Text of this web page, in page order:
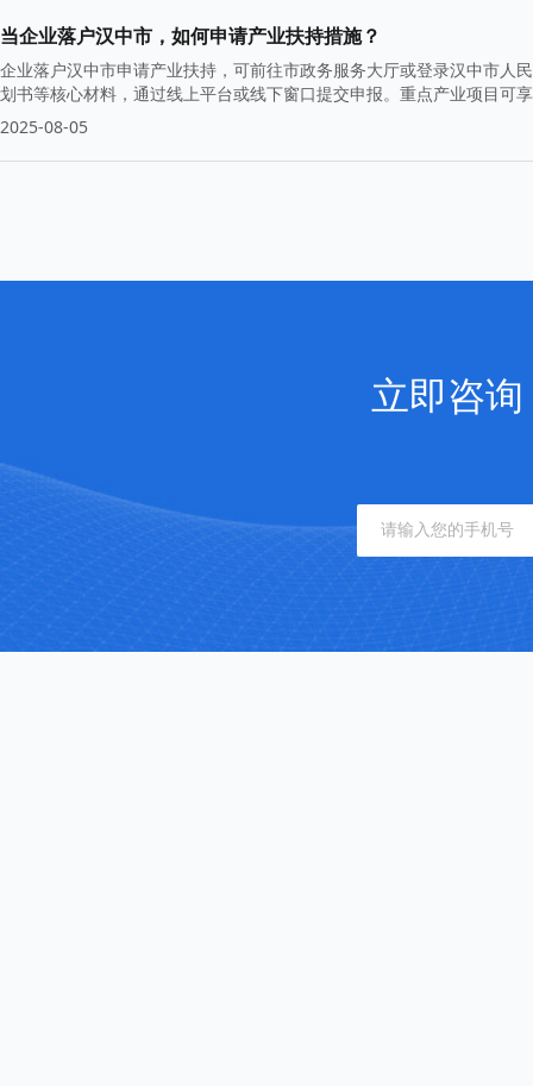
当企业落户汉中市，如何申请产业扶持措施？
企业落户汉中市申请产业扶持，可前往市政务服务大厅或登录汉中市人
划书等核心材料，通过线上平台或线下窗口提交申报。重点产业项目可
或招商部门获取专业指导。
2025-08-05
立即咨